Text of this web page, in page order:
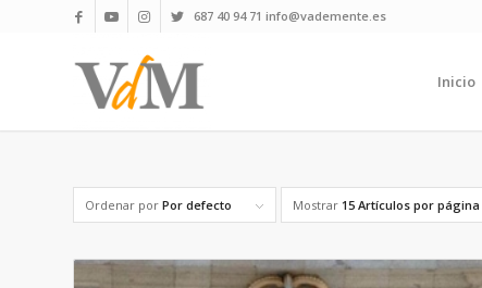
687 40 94 71 info@vademente.es
Inicio
Ordenar por Por defecto Mostrar 15 Artículos por página